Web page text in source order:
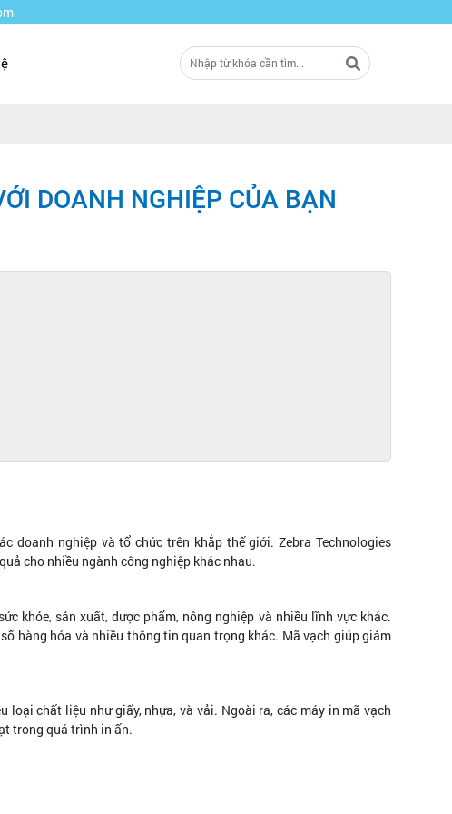
DOANH NGHIỆP CỦA BẠN
doanh nghiệp và tổ chức trên khắp thế giới. Zebra Technologies
cho nhiều ngành công nghiệp khác nhau.
khỏe, sản xuất, dược phẩm, nông nghiệp và nhiều lĩnh vực khác.
hàng hóa và nhiều thông tin quan trọng khác. Mã vạch giúp giảm
chất liệu như giấy, nhựa, và vải. Ngoài ra, các máy in mã vạch
trong quá trình in ấn.